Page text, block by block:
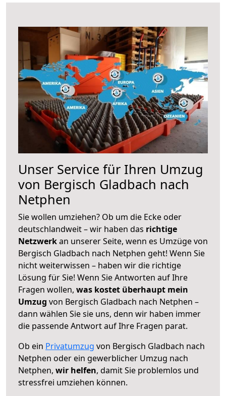
Unser Service für Ihren Umzug
von Bergisch Gladbach nach
Netphen
Sie wollen umziehen? Ob um die Ecke oder
deutschlandweit – wir haben das richtige
Netzwerkan unserer Seite, wenn es Umzüge von
Bergisch Gladbach nach Netphen geht! Wenn Sie
nicht weiterwissen – haben wir die richtige
Lösung für Sie! Wenn Sie Antworten auf Ihre
Fragen wollen, was kostet überhaupt mein
Umzug von Bergisch Gladbach nach Netphen –
dann wählen Sie sie uns, denn wir haben immer
die passende Antwort auf Ihre Fragen parat.
Ob ein Privatumzug von Bergisch Gladbach nach
Netphen oder ein gewerblicher Umzug nach
Netphen, wir helfen, damit Sie problemlos und
stressfrei umziehen können.